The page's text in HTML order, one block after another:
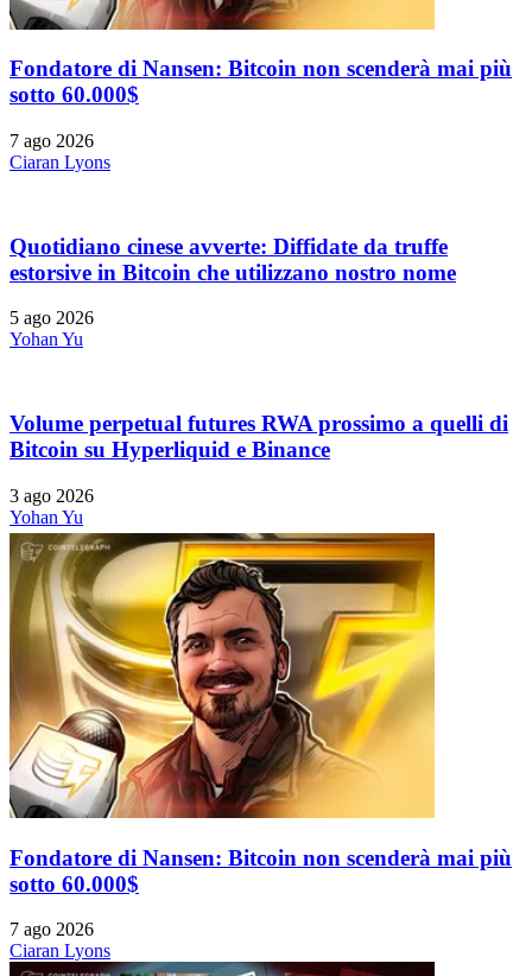
Fondatore di Nansen: Bitcoin non scenderà mai più
sotto 60.000$
7 ago 2026
Ciaran Lyons
Quotidiano cinese avverte: Diffidate da truffe
estorsive in Bitcoin che utilizzano nostro nome
5 ago 2026
Yohan Yu
Volume perpetual futures RWA prossimo a quelli di
Bitcoin su Hyperliquid e Binance
3 ago 2026
Yohan Yu
Fondatore di Nansen: Bitcoin non scenderà mai più
sotto 60.000$
7 ago 2026
Ciaran Lyons